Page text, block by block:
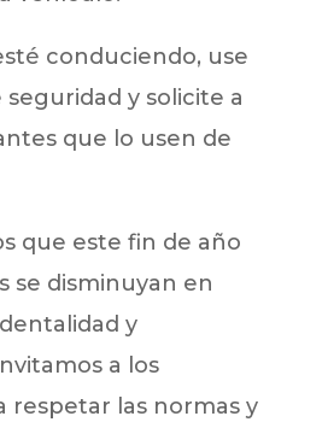
conduciendo, use
y solicite a
que lo usen de
este fin de año
se disminuyan en
y
a los
respetar las normas y